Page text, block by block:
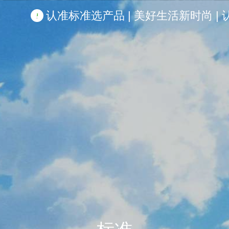
认准标准选产品 | 美好生活新时尚 |